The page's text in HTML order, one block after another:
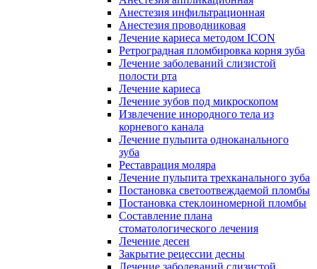
Анестезия инфильтрационная
Анестезия проводниковая
Лечение кариеса методом ICON
Ретроградная пломбировка корня зуба
Лечение заболеваний слизистой
полости рта
Лечение кариеса
Лечение зубов под микроскопом
Извлечение инородного тела из
корневого канала
Лечение пульпита одноканального
зуба
Реставрация моляра
Лечение пульпита трехканального зуба
Постановка светоотвеждаемой пломбы
Постановка стеклоиномерной пломбы
Составление плана
стоматологического лечения
Лечение десен
Закрытие рецессии десны
Лечение заболеваний слизистой